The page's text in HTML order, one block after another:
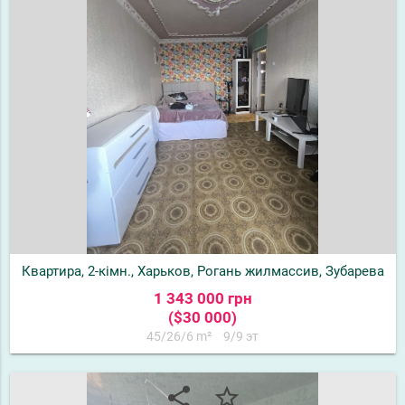
Квартира, 2-кімн., Харьков, Рогань жилмассив, Зубарева
1 343 000 грн
($30 000)
45/26/6 m² 9/9 эт
share star_border